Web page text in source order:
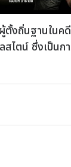
ตั้งถิ่นฐานในค
สไตน์ ซึ่งเป็น